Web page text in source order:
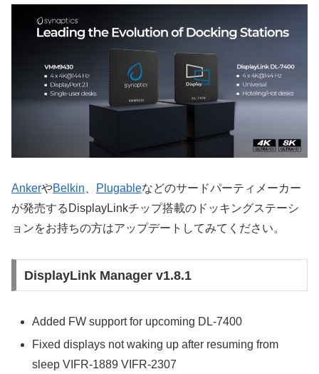
AnkerやBelkin Plugableなどのサードパーティメーカー
が発売するDisplayLinkチップ搭載のドッキングステーシ
ョンをお持ちの方はアップデートしてみてください。
DisplayLink Manager v1.8.1
Added FW support for upcoming DL-7400
Fixed displays not waking up after resuming from
sleep VIFR-1889 VIFR-2307